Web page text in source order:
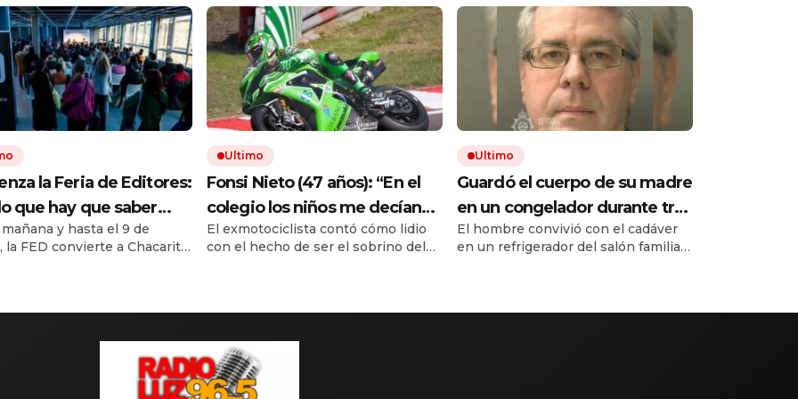
la Feria de Editores:
que hay que saber
la visita
y hasta el 9 de
la FED convierte a Chacarita
actividades y propuestas
para organizar la
Ultimo
Fonsi Nieto (47 años): “En el
colegio los niños me decían
que yo corría porque mi tío
ponía el dinero. Tuve que
El exmotociclista contó cómo lidio
con el hecho de ser el sobrino del
Ultimo
Guardó el cuerpo de su madre
en un congelador durante tres
años y cobró 100.000 dólares
en pagos que no le
El hombre convivió con el cadáver
en un refrigerador del salón familiar